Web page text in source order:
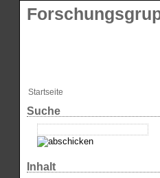
Startseite
Suche
Inhalt